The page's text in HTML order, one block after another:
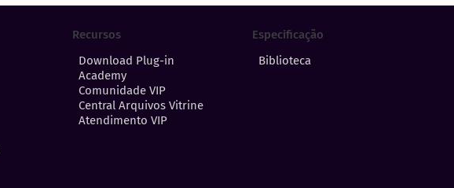
Recursos
Download Plug-in
Academy
Comunidade VIP
Central Arquivos Vitrine
Atendimento VIP
Especificação
Biblioteca